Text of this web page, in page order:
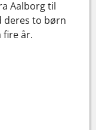
Aalborg til
deres to børn
fire år.